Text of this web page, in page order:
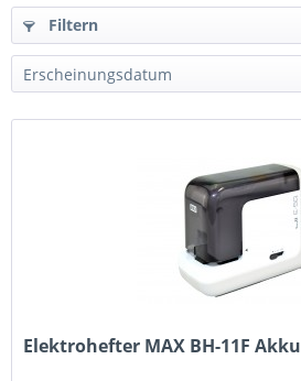
Filtern
Elektrohefter MAX BH-11F Akku